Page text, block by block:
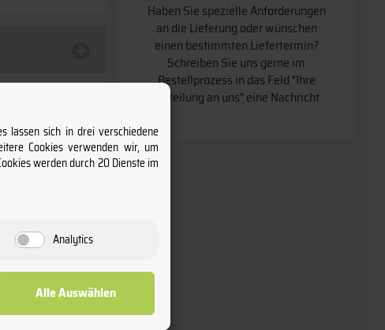
Haben Sie spezielle Anforderungen
an die Lieferung oder wünschen
einen bestimmten Liefertermin
Schreiben Sie uns gerne im
Bestellprozess in das Feld "Ihre
Mitteilung an uns" eine Nachricht.
lassen sich in drei verschiedene
Cookies verwenden wir, um
werden durch 20 Dienste im
Analytics
Alle Auswählen